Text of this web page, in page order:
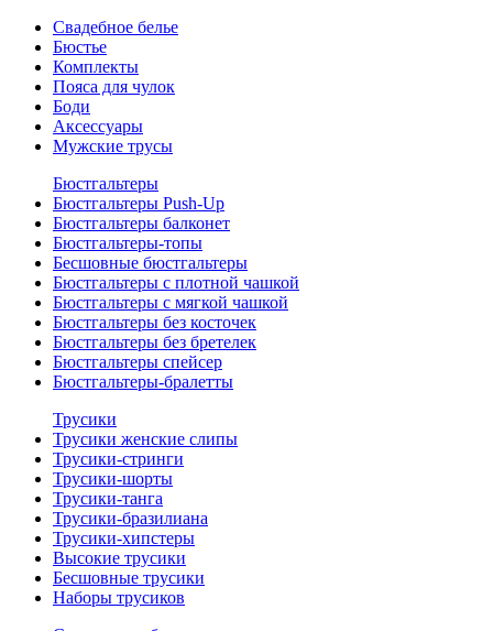
Свадебное белье
Бюстье
Комплекты
Пояса для чулок
Боди
Аксессуары
Мужские трусы
Бюстгальтеры
Бюстгальтеры Push-Up
Бюстгальтеры балконет
Бюстгальтеры-топы
Бесшовные бюстгальтеры
Бюстгальтеры с плотной чашкой
Бюстгальтеры с мягкой чашкой
Бюстгальтеры без косточек
Бюстгальтеры без бретелек
Бюстгальтеры спейсер
Бюстгальтеры-бралетты
Трусики
Трусики женские слипы
Трусики-стринги
Трусики-шорты
Трусики-танга
Трусики-бразилиана
Трусики-хипстеры
Высокие трусики
Бесшовные трусики
Наборы трусиков